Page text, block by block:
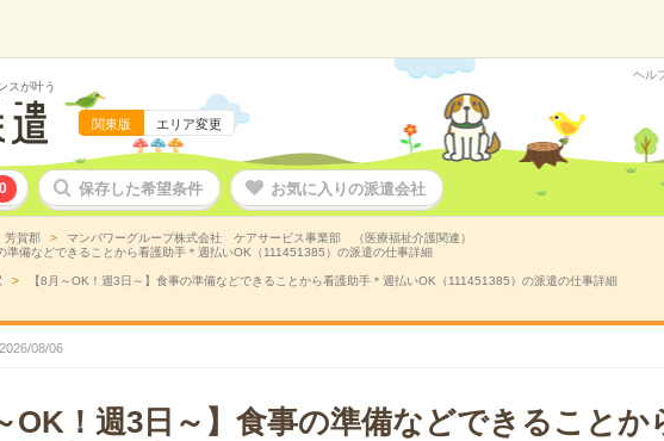
スが叶う
関東版 エリア変更
ヘル
0 保存した希望条件 お気に入りの派遣会社
芳賀郡
マンパワーグループ株式会社 ケアサービス事業部 （医療福祉介護関連）
準備などできることから看護助手＊週払いOK（111451385）の派遣の仕事詳細
【8月～OK！週3日～】食事の準備などできることから看護助手＊週払いOK（111451385）の派遣の仕事詳細
2026/08/06
OK！週3日～】食事の準備などできることか